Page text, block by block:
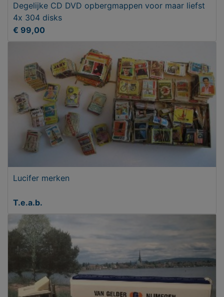
Degelijke CD DVD opbergmappen voor maar liefst
4x 304 disks
€ 99,00
Lucifer merken
T.e.a.b.